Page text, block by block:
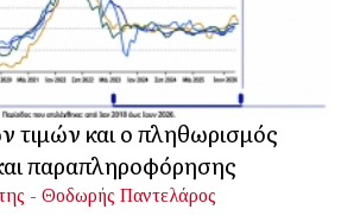
τιμών και ο πληθωρισμός
παραπληροφόρησης
- Θοδωρής Παντελάρος